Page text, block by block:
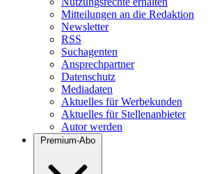
Mitteilungen an die Redaktion
Newsletter
RSS
Suchagenten
Ansprechpartner
Datenschutz
Mediadaten
Aktuelles für Werbekunden
Aktuelles für Stellenanbieter
Autor werden
Premium-Abo